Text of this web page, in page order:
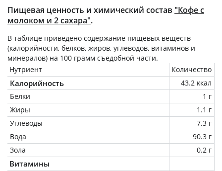
Пищевая ценность и химический состав "Кофе с
молоком и 2 сахара".
В таблице приведено содержание пищевых веществ
(калорийности, белков, жиров, углеводов, витаминов и
минералов) на 100 грамм съедобной части.
Нутриент
Количество
Калорийность
43.2 ккал
Белки
1 г
Жиры
1.1 г
Углеводы
7.3 г
Вода
90.3 г
Зола
0.2 г
Витамины